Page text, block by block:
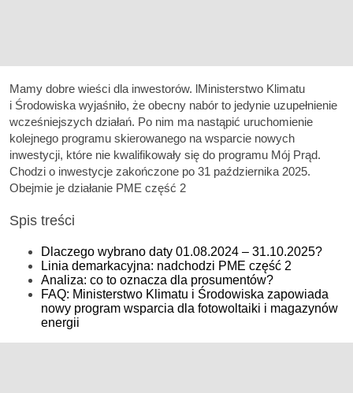
Mamy dobre wieści dla inwestorów. lMinisterstwo Klimatu
i Środowiska wyjaśniło, że obecny nabór to jedynie uzupełnienie
wcześniejszych działań. Po nim ma nastąpić uruchomienie
kolejnego programu skierowanego na wsparcie nowych
inwestycji, które nie kwalifikowały się do programu Mój Prąd.
Chodzi o inwestycje zakończone po 31 października 2025.
Obejmie je działanie PME część 2
Spis treści
Dlaczego wybrano daty 01.08.2024 – 31.10.2025?
Linia demarkacyjna: nadchodzi PME część 2
Analiza: co to oznacza dla prosumentów?
FAQ: Ministerstwo Klimatu i Środowiska zapowiada
nowy program wsparcia dla fotowoltaiki i magazynów
energii